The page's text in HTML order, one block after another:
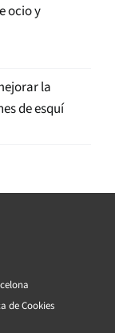
ocio y
la
de esquí
de Cookies